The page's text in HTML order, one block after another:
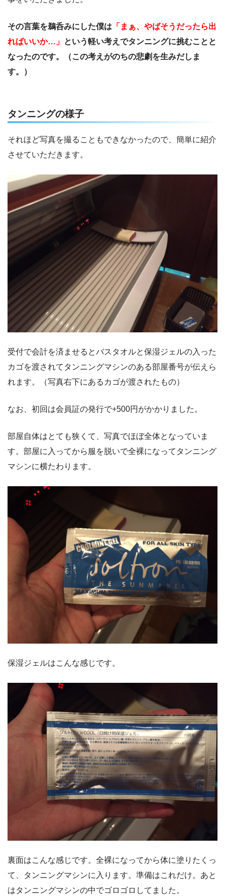
その言葉を鵜呑みにした僕は 「まぁ、やばそうだったら出
ればいいか…」 という軽い考えでタンニングに挑むことと
なったのです。（この考えがのちの悲劇を生みだしま
す。）
タンニングの様子
それほど写真を撮ることもできなかったので、簡単に紹介
させていただきます。
受付で会計を済ませるとバスタオルと保湿ジェルの入った
カゴを渡されてタンニングマシンのある部屋番号が伝えら
れます。（写真右下にあるカゴが渡されたもの）
なお、初回は会員証の発行で+500円がかかりました。
部屋自体はとても狭くて、写真でほぼ全体となっていま
す。部屋に入ってから服を脱いで全裸になってタンニング
マシンに横たわります。
保湿ジェルはこんな感じです。
裏面はこんな感じです。全裸になってから体に塗りたくっ
て、タンニングマシンに入ります。準備はこれだけ。あと
はタンニングマシンの中でゴロゴロしてました。